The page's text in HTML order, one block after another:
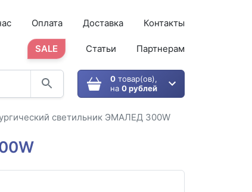
Оплата Доставка Контакты
SALE Статьи Партнерам
0товар(ов),
на 0 рублей
светильник ЭМАЛЕД 300W